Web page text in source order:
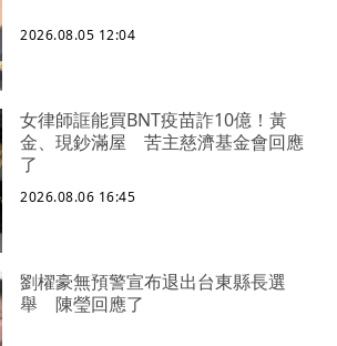
2026.08.05 12:04
女律師誆能買BNT疫苗詐10億！黃
金、現鈔滿屋 苦主慈濟基金會回應
了
2026.08.06 16:45
劉櫂豪無預警宣布退出台東縣長選
舉 陳瑩回應了